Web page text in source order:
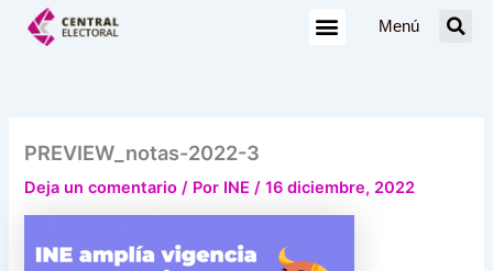
Menú
PREVIEW_notas-2022-3
Deja un comentario / Por INE/16 diciembre, 2022